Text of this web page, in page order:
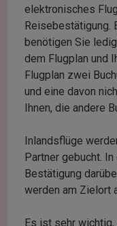
elektronisches
Reisebestätigung.
benötigen Sie
dem Flugplan und
Flugplan zwei
und eine davon
Ihnen, die andere
Inlandsflüge
Partner gebucht.
Bestätigung
werden am Zielort
Es ist sehr